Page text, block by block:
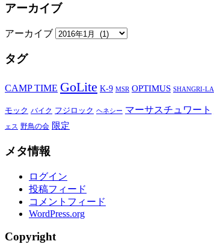
アーカイブ
アーカイブ
タグ
CAMP TIME GoLite K-9 MSR OPTIMUS SHANGRI-LA
モック バイク フジロック ヘネシー マーサスチュワート
ェス 野鳥の会 限定
メタ情報
ログイン
投稿フィード
コメントフィード
WordPress.org
Copyright